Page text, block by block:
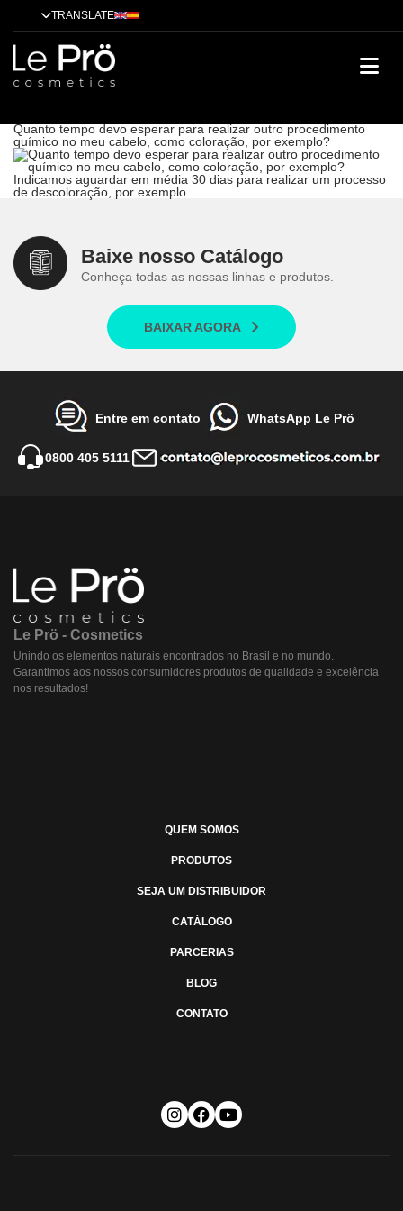
TRANSLATE
Quanto tempo devo esperar para realizar outro procedimento
químico no meu cabelo, como coloração, por exemplo?
Quanto tempo devo esperar para realizar outro procedimento
químico no meu cabelo, como coloração, por exemplo?
Indicamos aguardar em média 30 dias para realizar um processo
de descoloração, por exemplo.
Baixe nosso Catálogo
Conheça todas as nossas linhas e produtos.
BAIXAR AGORA
Entre em contato WhatsApp Le Prö
0800 405 5111
Le Prö - Cosmetics
Unindo os elementos naturais encontrados no Brasil e no mundo.
Garantimos aos nossos consumidores produtos de qualidade e excelência
nos resultados!
QUEM SOMOS
PRODUTOS
SEJA UM DISTRIBUIDOR
CATÁLOGO
PARCERIAS
BLOG
CONTATO